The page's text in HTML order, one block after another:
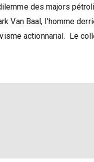
des majors
Van Baal, l’homme
actionnarial. Le